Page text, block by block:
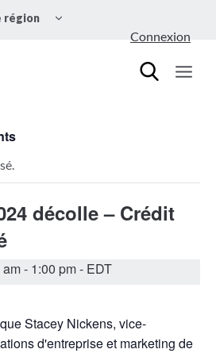
région
LE
Connexion
décolle – Crédit
- 1:00 pm- EDT
Stacey Nickens, vice-
d'entreprise et marketing de